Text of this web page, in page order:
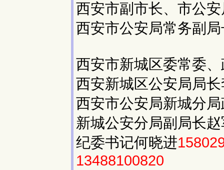
西安市副市长、市公
西安市公安局常务副
西安市新城区委常委
西安新城区公安局局
西安市公安局新城分
新城公安分局副局长
纪委书记何晓进
13488100820